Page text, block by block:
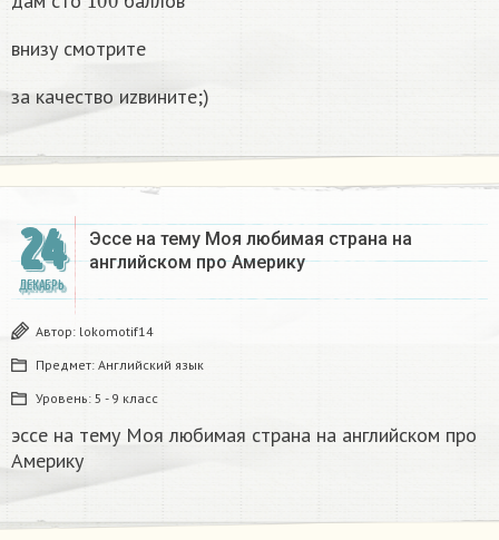
внизу смотрите
за качество иzвините;)
24
ДЕКАБРЬ
Эссе на тему Моя любимая страна на
английском про Америку​
Автор: lokomotif14
Предмет: Английский язык
Уровень: 5 - 9 класс
эссе на тему Моя любимая страна на английском про
Америку​